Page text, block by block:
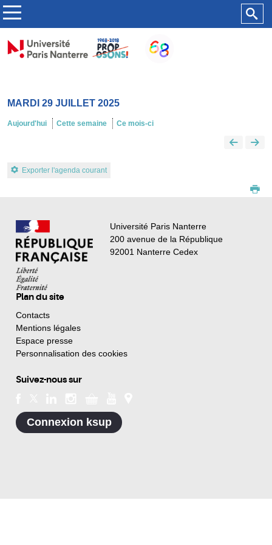
MARDI 29 JUILLET 2025
Aujourd'hui Cette semaine Ce mois-ci
Exporter l'agenda courant
Université Paris Nanterre
200 avenue de la République
92001 Nanterre Cedex
Plan du site
Contacts
Mentions légales
Espace presse
Personnalisation des cookies
Suivez-nous sur
Connexion ksup